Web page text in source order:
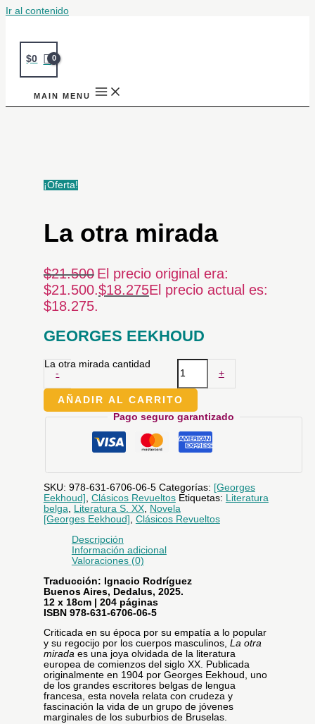
Ir al contenido
$0
MAIN MENU
¡Oferta!
La otra mirada
$21.500 El precio original era:
$21.500.$18.275El precio actual es:
$18.275.
GEORGES EEKHOUD
-
La otra mirada cantidad
+
AÑADIR AL CARRITO
Pago seguro garantizado
SKU: 978-631-6706-06-5 Categorías: [Georges
Eekhoud] , Clásicos Revueltos Etiquetas: Literatura
belga, Literatura S. XX, Novela
[Georges Eekhoud] , Clásicos Revueltos
Descripción
Información adicional
Valoraciones (0)
Traducción: Ignacio Rodríguez
Buenos Aires, Dedalus, 2025.
12 x 18cm | 204 páginas
ISBN 978-631-6706-06-5
Criticada en su época por su empatía a lo popular
y su regocijo por los cuerpos masculinos, La otra
miradaes una joya olvidada de la literatura
europea de comienzos del siglo XX. Publicada
originalmente en 1904 por Georges Eekhoud, uno
de los grandes escritores belgas de lengua
francesa, esta novela relata con crudeza y
fascinación la vida de un grupo de jóvenes
marginales de los suburbios de Bruselas.